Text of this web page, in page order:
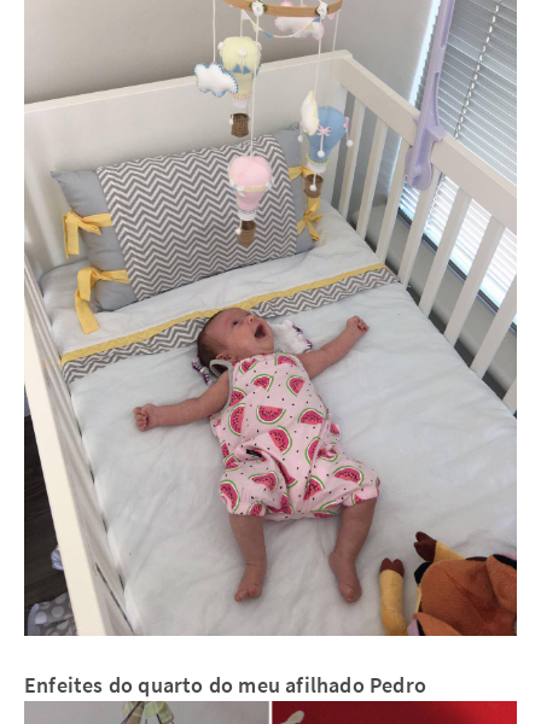
Enfeites do quarto do meu afilhado Pedro